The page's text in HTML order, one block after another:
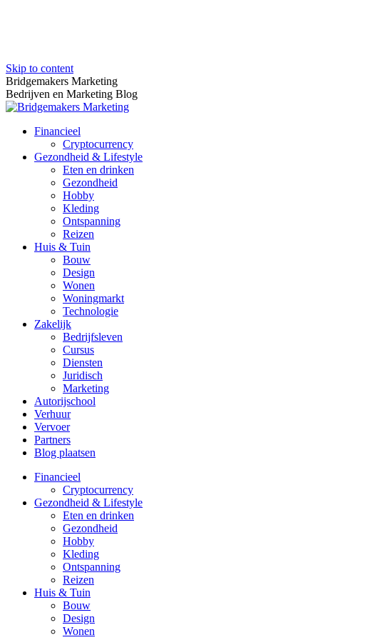
Skip to content
Bridgemakers Marketing
Bedrijven en Marketing Blog
Financieel
Cryptocurrency
Gezondheid & Lifestyle
Eten en drinken
Gezondheid
Hobby
Kleding
Ontspanning
Reizen
Huis & Tuin
Bouw
Design
Wonen
Woningmarkt
Technologie
Zakelijk
Bedrijfsleven
Cursus
Diensten
Juridisch
Marketing
Autorijschool
Verhuur
Vervoer
Partners
Blog plaatsen
Financieel
Cryptocurrency
Gezondheid & Lifestyle
Eten en drinken
Gezondheid
Hobby
Kleding
Ontspanning
Reizen
Huis & Tuin
Bouw
Design
Wonen